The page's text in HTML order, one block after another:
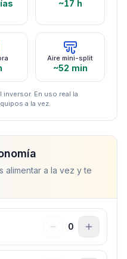
~17 h
Aire mini-split
~52 min
En uso real la
a la vez.
alimentar a la vez y te
0